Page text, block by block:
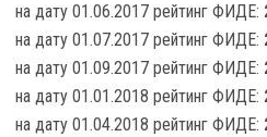
на дату 01.06.2017 рейтинг ФИДЕ:
на дату 01.07.2017 рейтинг ФИДЕ:
на дату 01.09.2017 рейтинг ФИДЕ:
на дату 01.01.2018 рейтинг ФИДЕ:
на дату 01.04.2018 рейтинг ФИДЕ: